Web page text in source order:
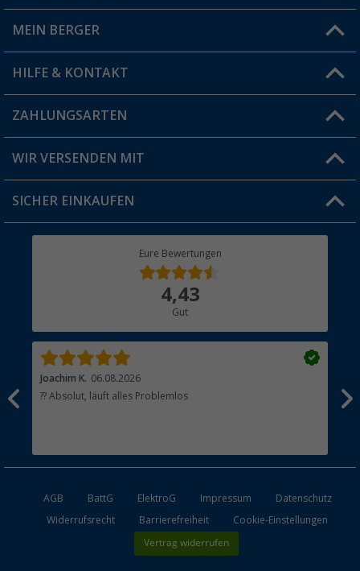
Filiale finden
MEIN BERGER
Vorteilskarte
Blog
Jobs & Karriere
HILFE & KONTAKT
FAQ & Kontakt
Versandinformationen
Rücksendung
ZAHLUNGSARTEN
WIR VERSENDEN MIT
SICHER EINKAUFEN
Eure Bewertungen
4,43
Gut
Joachim K. 06.08.2026
?? Absolut, läuft alles Problemlos
AGB BattG ElektroG Impressum
Datenschutz
Widerrufsrecht
Barrierefreiheit Cookie-Einstellungen
Vertrag widerrufen